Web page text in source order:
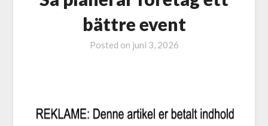
bättre event
Posted on juni 3, 2026